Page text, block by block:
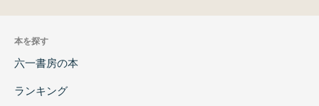
本を探す
六一書房の本
ランキング